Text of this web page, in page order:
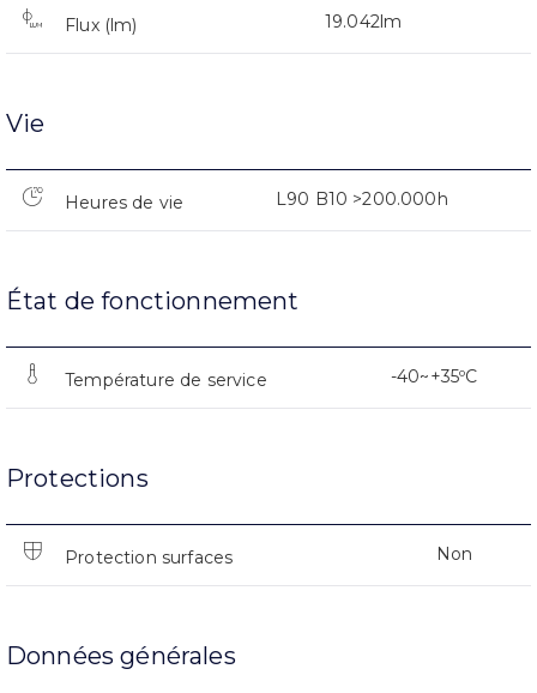
Flux (lm) 19.042lm
Vie
Heures de vie L90 B10 >200.000h
État de fonctionnement
Température de service -40~+35ºC
Protections
Protection surfaces Non
Données générales